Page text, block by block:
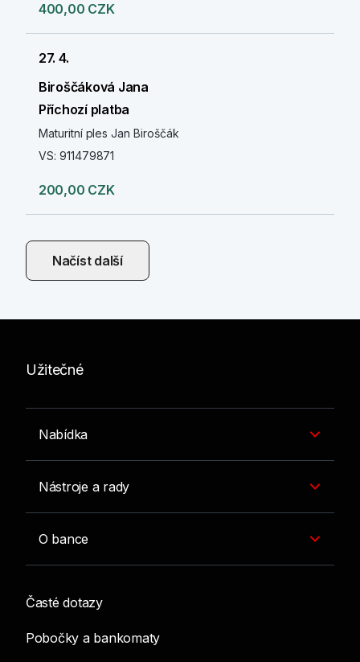
400,00 CZK
27. 4.
Biroščáková Jana
Příchozí platba
Maturitní ples Jan Biroščák
VS: 911479871
200,00 CZK
Načíst další
Užitečné
Nabídka
Nástroje a rady
O bance
Časté dotazy
Pobočky a bankomaty